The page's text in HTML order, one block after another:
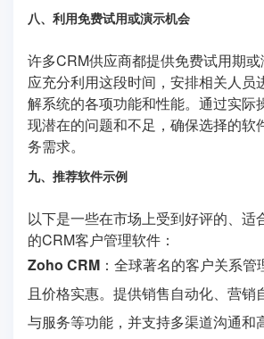
八、利用免费试用或演示机会
许多CRM供应商都提供免费试用期
应充分利用这段时间，安排相关人员
解系统的各项功能和性能。通过实际
现潜在的问题和不足，确保选择的软
务需求。
九、推荐软件示例
以下是一些在市场上受到好评的、适
的CRM客户管理软件：
Zoho CRM ：全球著名的客户关系
且价格实惠。提供销售自动化、营销
与服务等功能，并支持多渠道沟通和